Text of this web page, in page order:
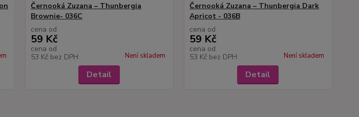
Černooká Zuzana – Thunbergia
Brownie- 036C
cena od
59 Kč
cena od
53 Kč bez DPH Není skladem
Detail
Černooká Zuzana – Thunbergia Dark
Apricot - 036B
cena od
59 Kč
cena od
53 Kč bez DPH Není skladem
Detail